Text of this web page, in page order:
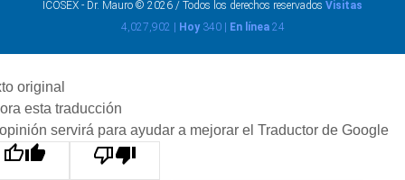
ICOSEX - Dr. Mauro © 2026 / Todos los derechos reservados Visitas
4,027,902 |
Hoy 340 | En línea 24
original
esta traducción
servirá para ayudar a mejorar el Traductor de Google